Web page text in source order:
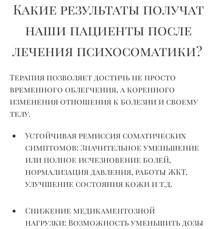
Какие результаты получат
наши пациенты после
лечения психосоматики?
Терапия позволяет достичь не просто
временного облегчения, а коренного
изменения отношения к болезни и своему
телу.
Устойчивая ремиссия соматических
симптомов: Значительное уменьшение
или полное исчезновение болей,
нормализация давления, работы ЖКТ,
улучшение состояния кожи ит.д.
Снижение медикаментозной
нагрузки: Возможность уменьшить дозы